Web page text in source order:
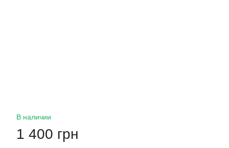
В наличии
1 400 грн